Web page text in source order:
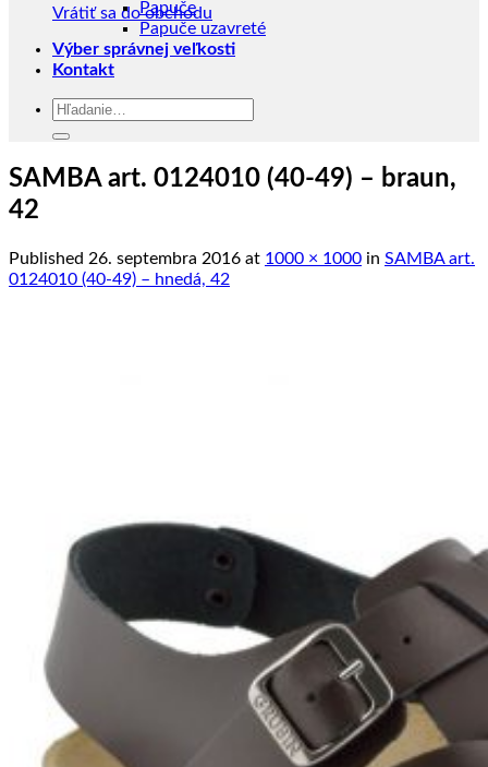
Vrátiť sa do obchodu
Papuče
Papuče uzavreté
Výber správnej veľkosti
Kontakt
Hľadať:
SAMBA art. 0124010 (40-49) – braun,
42
Published 26. septembra 2016 at 1000 × 1000 in SAMBA art.
0124010 (40-49) – hnedá, 42